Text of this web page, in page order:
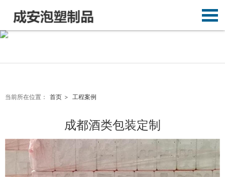
------------------------------------ ------------------------
------------------------------------
当前所在位置： 首页 > 工程案例
成都酒类包装定制